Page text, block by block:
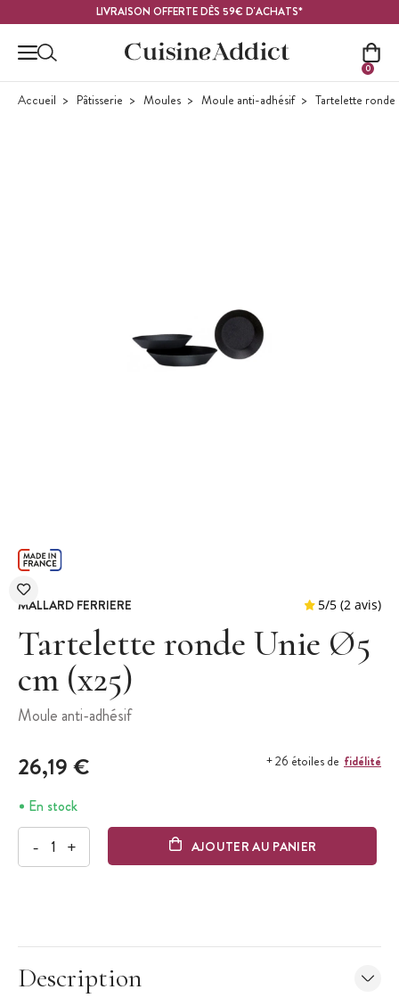
LIVRAISON OFFERTE DÈS 59€ D'ACHATS*
0
Accueil Pâtisserie Moules Moule anti-adhésif Tartelette
MALLARD FERRIERE
Tartelette ronde Unie Ø5
cm (x25)
Moule anti-adhésif
26,19 € + 26 étoiles de fidélité
En stock
- + AJOUTER AU PANIER
Description